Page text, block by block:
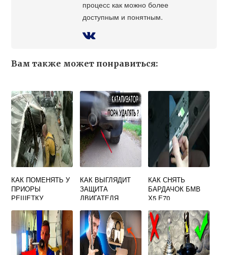
процесс как можно более
доступным и понятным.
Вам также может понравиться:
КАК ПОМЕНЯТЬ У
ПРИОРЫ
РЕШЕТКУ
КАК ВЫГЛЯДИТ
ЗАЩИТА
ДВИГАТЕЛЯ
КАК СНЯТЬ
БАРДАЧОК БМВ
Х5 Е70